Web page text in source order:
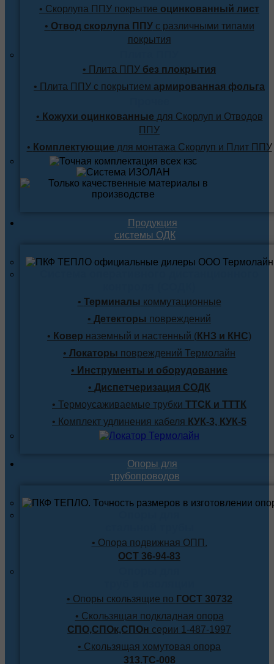
• Скорлупа ППУ покрытие оцинкованный лист
• Отвод скорлупа ППУс различными типами
покрытия
• Плита ППУ без плокрытия
• Плита ППУ с покрытием армированная фольга
• Кожухи оцинкованные для Скорлуп и Отводов
ППУ
• Комплектующие для монтажа Скорлуп и Плит ППУ
Продукция
системы ОДК
• Терминалы коммутационные
• Детекторы повреждений
• Ковер наземный и настенный (КНЗ и КНС)
• Локаторы повреждений Термолайн
• Инструменты и оборудование
• Диспетчеризация СОДК
• Термоусаживаемые трубки ТТСК и ТТТК
• Комплект удлинения кабеля КУК-3, КУК-5
Опоры для
трубопроводов
• Опора подвижная ОПП.
ОСТ 36-94-83
• Опоры скользящие по ГОСТ 30732
• Скользящая подкладная опора
СПО,СПОк,СПОн серии 1-487-1997
• Скользящая хомутовая опора
313.ТС-008